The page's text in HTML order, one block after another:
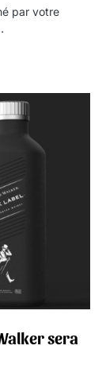
par votre
sera